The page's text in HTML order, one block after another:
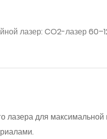
лазер: CO2-лазер
для